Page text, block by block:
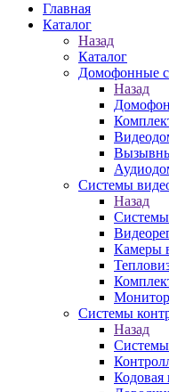
Главная
Каталог
Назад
Каталог
Домофонные
Назад
Системы
Назад
Камеры
Системы
Назад
Кодовая